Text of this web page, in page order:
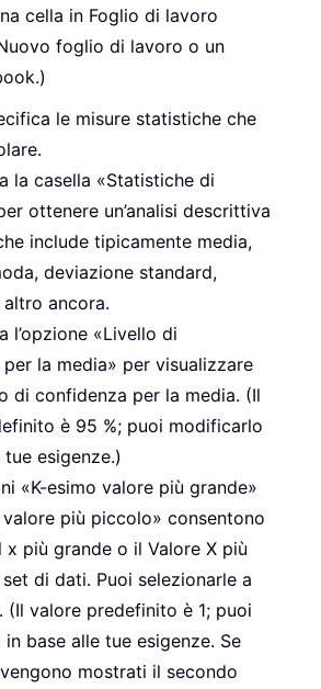
cella in Foglio di lavoro
foglio di lavoro o un
le misure statistiche che
la casella «Statistiche di
ottenere un’analisi descrittiva
include tipicamente media,
deviazione standard,
ancora.
l’opzione «Livello di
la media» per visualizzare
di confidenza per la media. (Il
è 95 %; puoi modificarlo
esigenze.)
«K-esimo valore più grande»
valore più piccolo» consentono
più grande o il Valore X più
di dati. Puoi selezionarle a
(Il valore predefinito è 1; puoi
base alle tue esigenze. Se
mostrati il secondo